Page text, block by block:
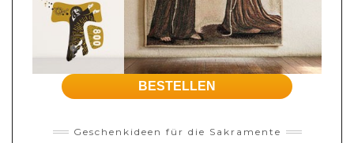
BESTELLEN
Geschenkideen für die Sakramente